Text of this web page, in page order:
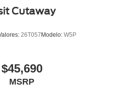
Cutaway
26T057 Modelo: W5P
$45,690
MSRP